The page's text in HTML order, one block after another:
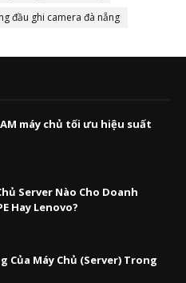
đầu ghi camera đà nẵng
máy chủ tối ưu hiệu suất
Server Nào Cho Doanh
Hay Lenovo?
Của Máy Chủ (Server) Trong